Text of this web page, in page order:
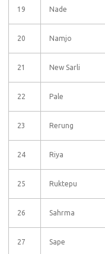
19 Nade
20 Namjo
21 New Sarli
22 Pale
23 Rerung
24 Riya
25 Ruktepu
26 Sahrma
27 Sape